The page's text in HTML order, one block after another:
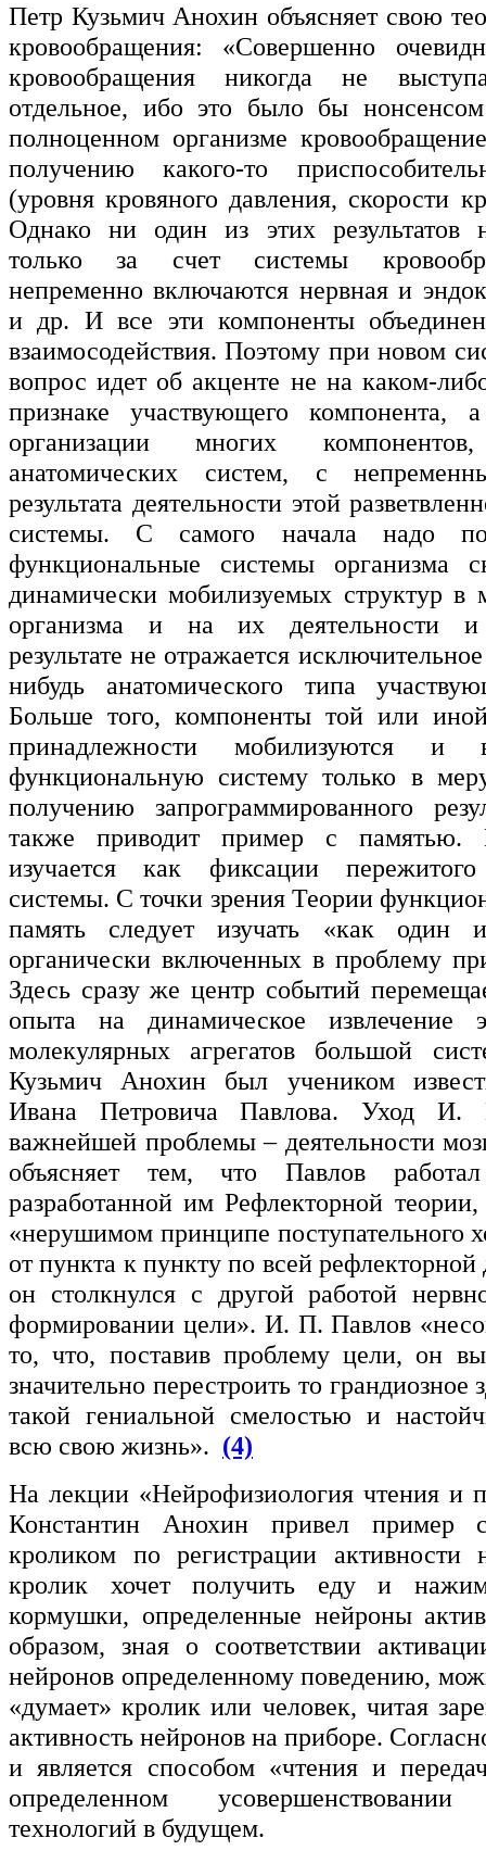
Петр Кузьмич Анохин объясняет свою
кровообращения: «Совершенно
кровообращения никогда не
отдельное, ибо это было бы
полноценном организме
получению какого-то
(уровня кровяного давления, скорости
Однако ни один из этих результатов
только за счет системы
непременно включаются нервная и
и др. И все эти компоненты
взаимосодействия. Поэтому при новом
вопрос идет об акценте не на каком-
признаке участвующего компонента,
организации многих
анатомических систем, с
результата деятельности этой
системы. С самого начала надо
функциональные системы организма
динамически мобилизуемых структур в
организма и на их деятельности и
результате не отражается
нибудь анатомического типа
Больше того, компоненты той или
принадлежности мобилизуются и
функциональную систему только в
получению запрограммированного
также приводит пример с памятью.
изучается как фиксации
системы. С точки зрения Теории
память следует изучать «как один
органически включенных в проблему
Здесь сразу же центр событий
опыта на динамическое извлечение
молекулярных агрегатов большой
Кузьмич Анохин был учеником
Ивана Петровича Павлова. Уход
важнейшей проблемы – деятельности
объясняет тем, что Павлов
разработанной им Рефлекторной
«нерушимом принципе поступательного
от пункта к пункту по всей
он столкнулся с другой работой
формировании цели». И. П. Павлов
то, что, поставив проблему цели, он
значительно перестроить то грандиозное
такой гениальной смелостью и
всю свою жизнь». (4)
На лекции «Нейрофизиология чтения и
Константин Анохин привел пример
кроликом по регистрации активности
кролик хочет получить еду и
кормушки, определенные нейроны
образом, зная о соответствии
нейронов определенному поведению,
«думает» кролик или человек, читая
активность нейронов на приборе.
и является способом «чтения и
определенном
технологий в будущем.